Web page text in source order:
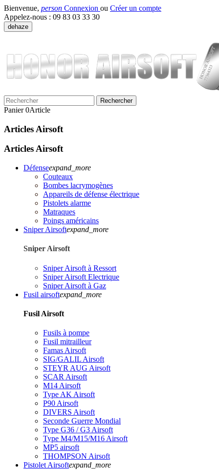
Bienvenue, person Connexion ou Créer un compte
Appelez-nous : 09 83 03 33 30
dehaze
Rechercher
Panier 0Article
Articles Airsoft
Articles Airsoft
Défenseexpand_more
Couteaux
Bombes lacrymogènes
Appareils de défense électrique
Pistolets alarme
Matraques
Poings américains
Sniper Airsoftexpand_more
Sniper Airsoft
Sniper Airsoft à Ressort
Sniper Airsoft Electrique
Sniper Airsoft à Gaz
Fusil airsoftexpand_more
Fusil Airsoft
Fusils à pompe
Fusil mitrailleur
Famas Airsoft
SIG/GALIL Airsoft
STEYR AUG Airsoft
SCAR Airsoft
M14 Airsoft
Type AK Airsoft
P90 Airsoft
DIVERS Airsoft
Seconde Guerre Mondial
Type G36 / G3 Airsoft
Type M4/M15/M16 Airsoft
MP5 airsoft
THOMPSON Airsoft
Pistolet Airsoftexpand_more